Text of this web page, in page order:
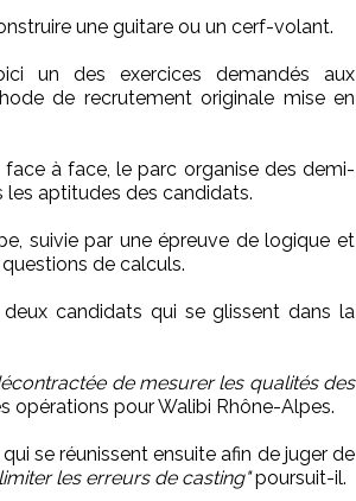
une guitare ou un cerf-volant.
un des exercices demandés aux
de recrutement originale mise en
à face, le parc organise des demi-
les aptitudes des candidats.
suivie par une épreuve de logique et
de calculs.
candidats qui se glissent dans la
de mesurer les qualités des
opérations pour Walibi Rhône-Alpes.
se réunissent ensuite afin de juger de
les erreurs de casting"poursuit-il.